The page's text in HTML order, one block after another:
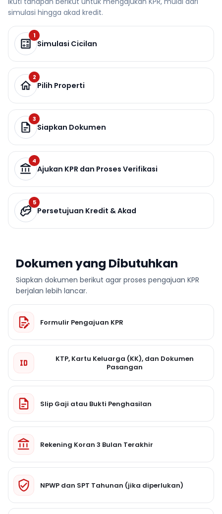
simulasi hingga akad kredit.
1
Simulasi Cicilan
2
Pilih Properti
3
Siapkan Dokumen
4
Ajukan KPR dan Proses Verifikasi
5
Persetujuan Kredit & Akad
Dokumen yang Dibutuhkan
Siapkan dokumen berikut agar proses pengajuan KPR
berjalan lebih lancar.
Formulir Pengajuan KPR
KTP, Kartu Keluarga (KK), dan Dokumen
Pasangan
Slip Gaji atau Bukti Penghasilan
Rekening Koran 3 Bulan Terakhir
NPWP dan SPT Tahunan (jika diperlukan)